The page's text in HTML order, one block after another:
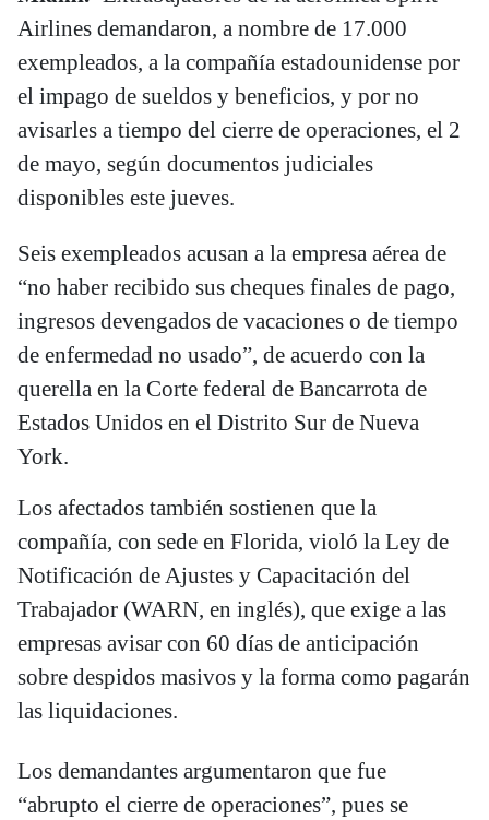
Airlines demandaron, a nombre de 17.000
exempleados, a la compañía estadounidense por
el impago de sueldos y beneficios, y por no
avisarles a tiempo del cierre de operaciones, el 2
de mayo, según documentos judiciales
disponibles este jueves.
Seis exempleados acusan a la empresa aérea de
“no haber recibido sus cheques finales de pago,
ingresos devengados de vacaciones o de tiempo
de enfermedad no usado”, de acuerdo con la
querella en la Corte federal de Bancarrota de
Estados Unidos en el Distrito Sur de Nueva
York.
Los afectados también sostienen que la
compañía, con sede en Florida, violó la Ley de
Notificación de Ajustes y Capacitación del
Trabajador (WARN, en inglés), que exige a las
empresas avisar con 60 días de anticipación
sobre despidos masivos y la forma como pagarán
las liquidaciones.
Los demandantes argumentaron que fue
“abrupto el cierre de operaciones”, pues se